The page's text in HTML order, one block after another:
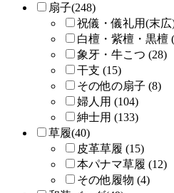
扇子(248)
祝儀・儀礼用(末広
白檀・紫檀・黒檀
象牙・牛こつ (28)
干支 (15)
その他の扇子 (8)
婦人用 (104)
紳士用 (133)
草履(40)
皮革草履 (15)
本パナマ草履 (12)
その他履物 (4)